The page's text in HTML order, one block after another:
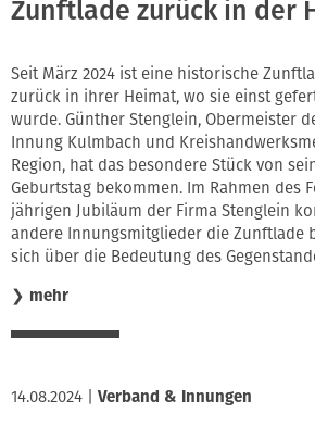
Zunftlade zurück in der
Seit März 2024 ist eine historische
zurück in ihrer Heimat, wo sie einst
wurde. Günther Stenglein, Obermeister
Innung Kulmbach und
Region, hat das besondere Stück von
Geburtstag bekommen. Im Rahmen des
jährigen Jubiläum der Firma Stenglein
andere Innungsmitglieder die Zunftlade
sich über die Bedeutung des
❯ mehr
14.08.2024 Verband & Innungen